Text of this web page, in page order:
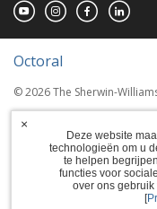
Octoral
© 2026 The Sherwin-
Computer screens and
colors are displayed, so
may not match the
Terms of Use
Deze website
technologieën om u
te helpen
functies voor
over ons
[
×